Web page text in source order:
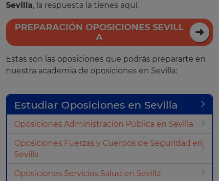
Sevilla, la respuesta la tienes aquí.
PREPARACIÓN OPOSICIONES SEVILL
A
Estas son las oposiciones que podrás prepararte en
nuestra academia de oposiciones en Sevilla:
Estudiar Oposiciones en Sevilla
Oposiciones Administración Pública en Sevilla
Oposiciones Fuerzas y Cuerpos de Seguridad en
Sevilla
Oposiciones Servicios Salud en Sevilla